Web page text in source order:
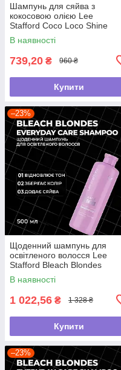
Шампунь для сяйва з
кокосовою олією Lee
Stafford Coco Loco Shine
Shampoo, 500 мл
В наявності
739,20 ₴ 960 ₴
Купити
–23%
Щоденний шампунь для
освітленого волосся Lee
Stafford Bleach Blondes
Everyday Care Shampoo, 500
мл
В наявності
1 022,56 ₴ 1 328 ₴
Купити
–23%